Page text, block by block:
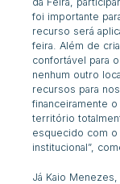
foi importante
recurso será
feira. Além de
confortável para
nenhum outro
recursos para
financeiramente
território
esquecido com o
institucional”,
Já Kaio